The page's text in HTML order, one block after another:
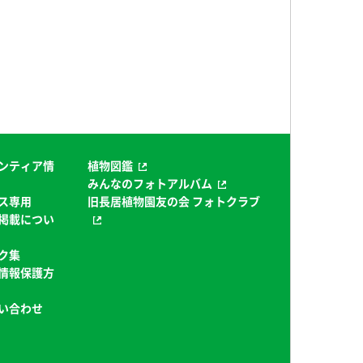
ティア情
専用
載につい
集
報保護方
合わせ
植物図鑑
みんなのフォトアルバム
旧長居植物園友の会 フォトクラブ